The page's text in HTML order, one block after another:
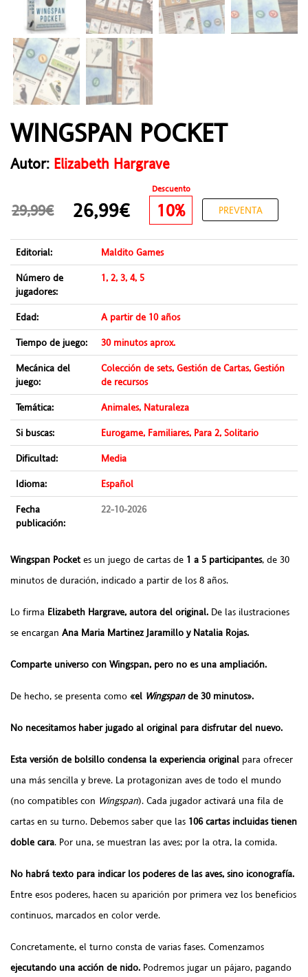
WINGSPAN POCKET
Autor: Elizabeth Hargrave
Descuento
29,99€ 26,99€ 10% PREVENTA
Editorial:
Maldito Games
Número de
jugadores:
1, 2, 3, 4, 5
Edad:
A partir de 10 años
Tiempo de juego:
30 minutos aprox.
Mecánica del
juego:
Colección de sets, Gestión de Cartas, Gestión
de recursos
Temática:
Animales, Naturaleza
Si buscas:
Eurogame, Familiares, Para 2, Solitario
Dificultad:
Media
Idioma:
Español
Fecha
publicación:
22-10-2026
Wingspan Pocketes un juego de cartas de 1 a 5 participantes, de 30
minutos de duración, indicado a partir de los 8 años.
Lo firma Elizabeth Hargrave, autora del original. De las ilustraciones
se encargan Ana Maria Martinez Jaramillo y Natalia Rojas.
Comparte universo con Wingspan, pero no es una ampliación.
De hecho, se presenta como «el Wingspande 30 minutos».
No necesitamos haber jugado al original para disfrutar del nuevo.
Esta versión de bolsillo condensa la experiencia original para ofrecer
una más sencilla y breve. La protagonizan aves de todo el mundo
(no compatibles con Wingspan). Cada jugador activará una fila de
cartas en su turno. Debemos saber que las 106 cartas incluidas tienen
doble cara. Por una, se muestran las aves; por la otra, la comida.
No habrá texto para indicar los poderes de las aves, sino iconografía.
Entre esos poderes, hacen su aparición por primera vez los beneficios
continuos, marcados en color verde.
Concretamente, el turno consta de varias fases. Comenzamos
ejecutando una acción de nido. Podremos jugar un pájaro, pagando